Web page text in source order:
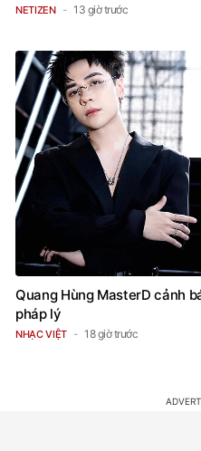
NETIZEN 13 giờ trước
Quang Hùng MasterD cảnh
pháp lý
NHẠC VIỆT 18 giờ trước